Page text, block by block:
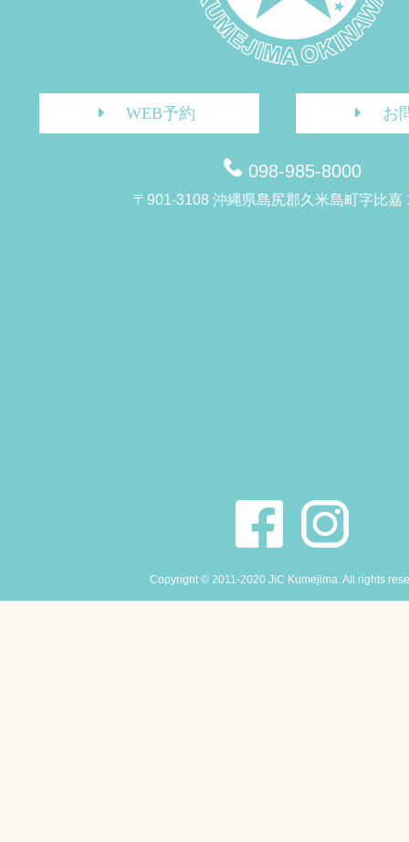
WEB予約 お
098-985-8000
〒901-3108 沖縄県島尻郡久米島町字比嘉
Copyright © 2011-2020 JiC Kumejima. All rights